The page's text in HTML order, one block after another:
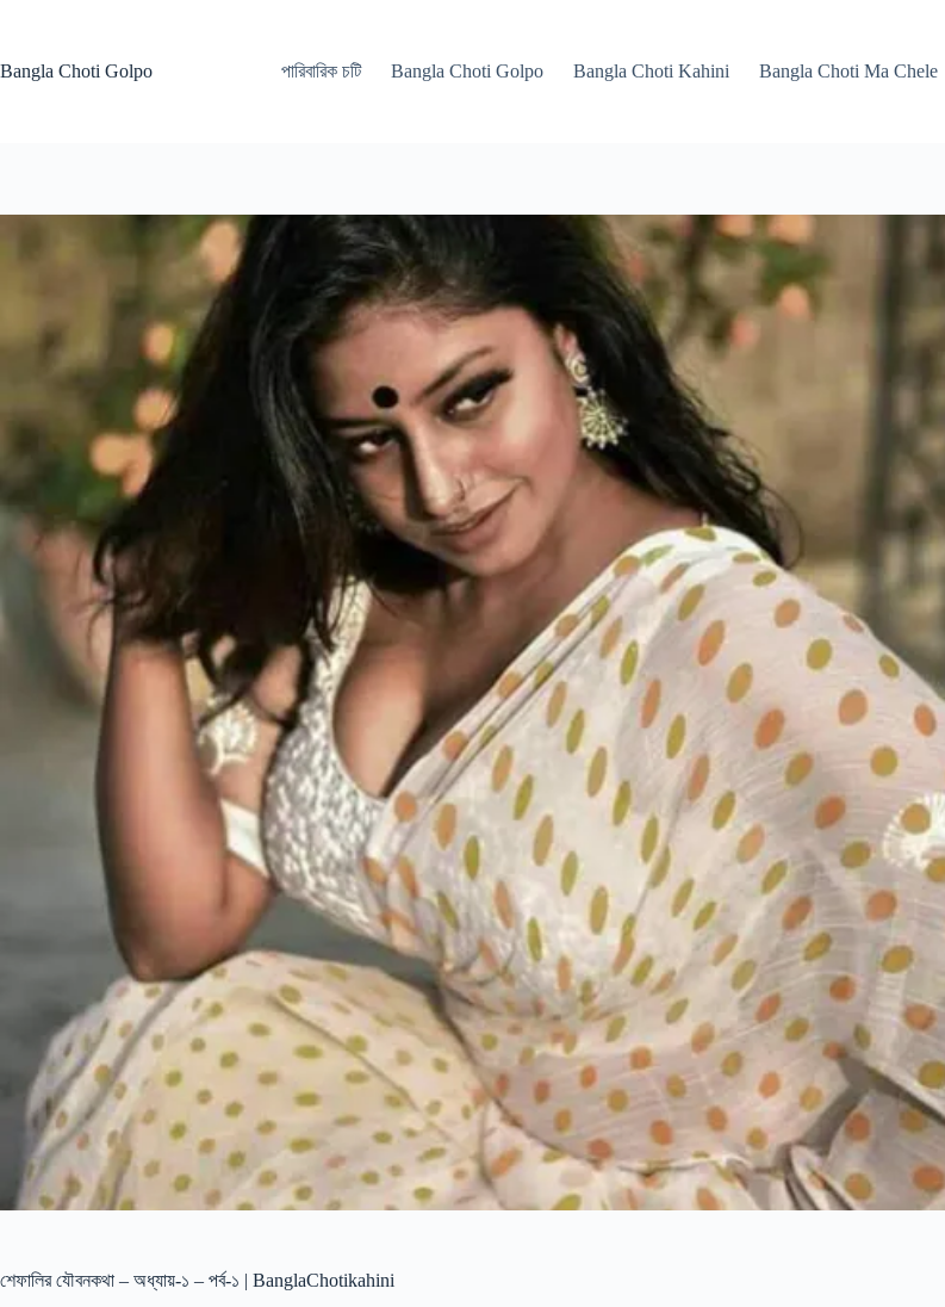
Bangla Choti Golpo
পারিবারিক চটি Bangla Choti Golpo Bangla Choti Kahini Bangla Choti Ma Chele
শেফালির যৌবনকথা – অধ্যায়-১ – পর্ব-১ | BanglaChotikahini